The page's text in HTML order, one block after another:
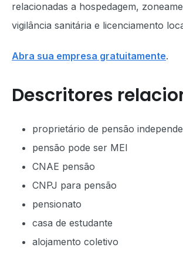
relacionadas a hospedagem,
vigilância sanitária e licenciamento
Abra sua empresa gratuitamente.
Descritores
proprietário de pensão
pensão pode ser MEI
CNAE pensão
CNPJ para pensão
pensionato
casa de estudante
alojamento coletivo